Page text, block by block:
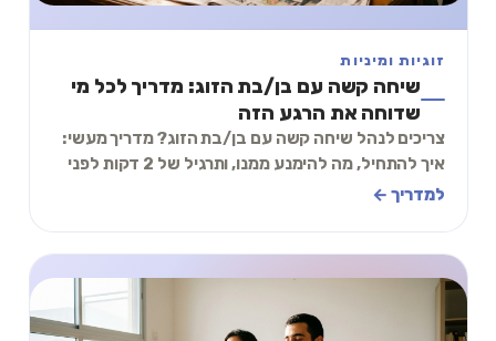
זוגיות ומיניות
שיחה קשה עם בן/בת הזוג: מדריך לכל מי
שדוחה את הרגע הזה
צריכים לנהל שיחה קשה עם בן/בת הזוג? מדריך מעשי:
איך להתחיל, מה להימנע ממנו, ותרגיל של 2 דקות לפני
שפותחים את הפה.
למדריך ←